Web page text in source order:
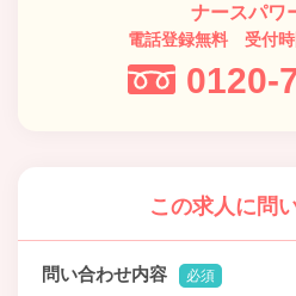
ナースパワ
電話登録無料 受付
0120-
この求人に問
問い合わせ内容 必須